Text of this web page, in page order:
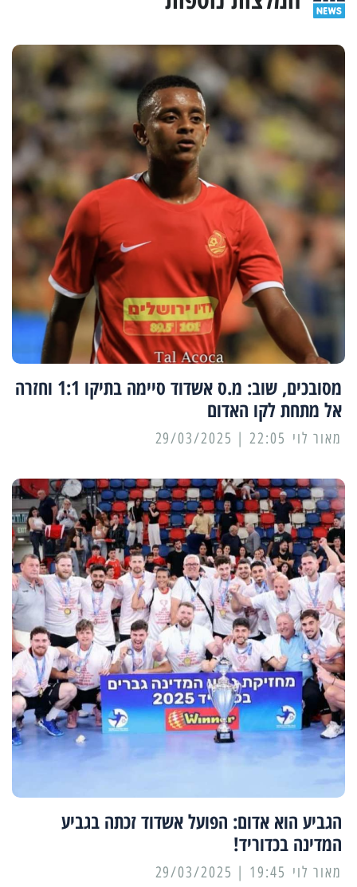
מסובכים, שוב: מ.ס אשדוד סיימה בתיקו 1:1 וחזרה
אל מתחת לקו האדום
מאור לוי 22:05 | 29/03/2025
הגביע הוא אדום: הפועל אשדוד זכתה בגביע
המדינה בכדוריד!
מאור לוי 19:45 | 29/03/2025